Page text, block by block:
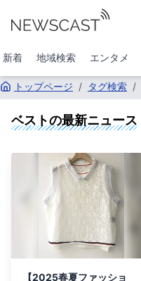
新着 地域検索 エンタメ
トップページ / タグ検索 /
ベストの最新ニュース
【2025春夏ファッショ